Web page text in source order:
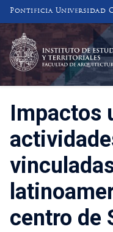
Pontificia Universidad
INSTITUTO DE
Y
FACULTAD DE
Impactos
centro de